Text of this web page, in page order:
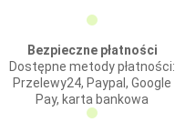
Bezpieczne płatności
Dostępne metody płatności:
Przelewy24, Paypal, Google
Pay, karta bankowa